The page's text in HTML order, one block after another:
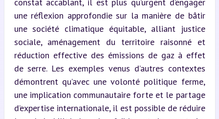
une réflexion approfondie sur la manière de bâtir
une société climatique équitable, alliant justice
sociale, aménagement du territoire raisonné et
réduction effective des émissions de gaz à effet
de serre. Les exemples venus d’autres contextes
démontrent qu’avec une volonté politique ferme,
une implication communautaire forte et le partage
d’expertise internationale, il est possible de réduire